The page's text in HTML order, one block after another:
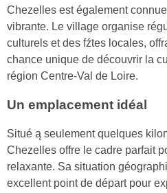
Chezelles est également
vibrante. Le village organise
culturels et des fźtes locales,
chance unique de découvrir la
région Centre-Val de Loire.
Un emplacement idéal
Situé ą seulement quelques
Chezelles offre le cadre parfait
relaxante. Sa situation
excellent point de départ pour